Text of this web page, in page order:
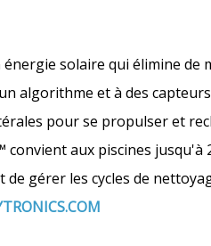
solaire qui élimine de
algorithme et à des
pour se propulser et
convient aux piscines
gérer les cycles de